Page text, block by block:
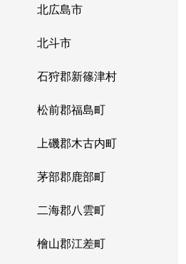
栄町(札幌)
元町(札幌)
環状通東
環状通東
北広島市
北斗市
石狩郡新篠津村
松前郡福島町
上磯郡木古内町
茅部郡鹿部町
二海郡八雲町
檜山郡江差町